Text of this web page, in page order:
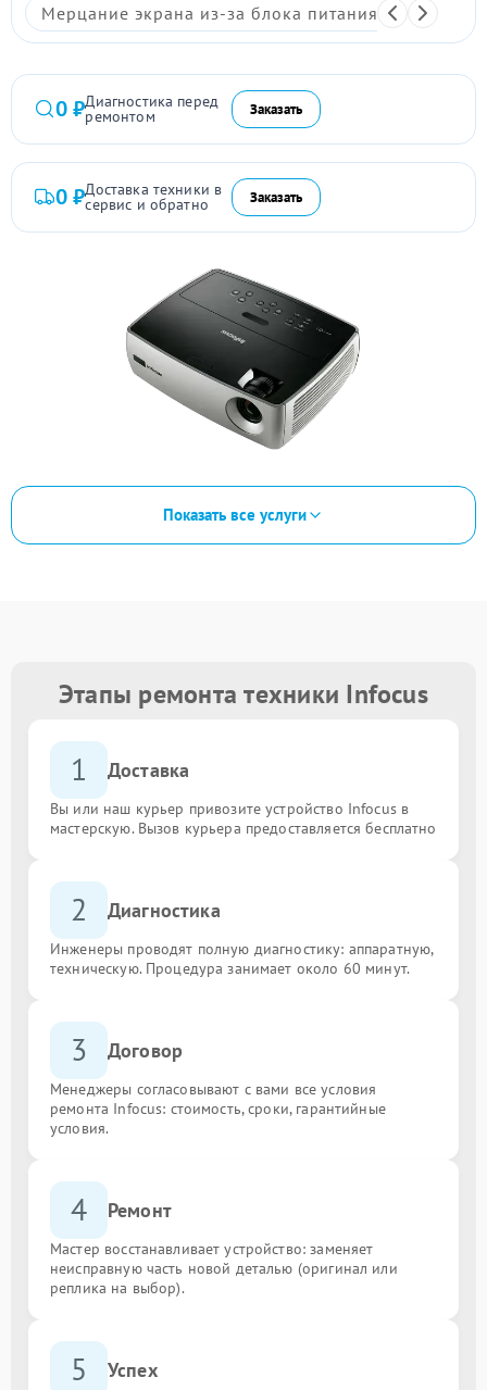
Мерцание экрана из-за блока питания
0 ₽Диагностика перед
ремонтом Заказать
0 ₽Доставка техники в
сервис и обратно Заказать
Показать все услуги
Этапы ремонта техники Infocus
1 Доставка
Вы или наш курьер привозите устройство Infocus в
мастерскую. Вызов курьера предоставляется бесплатно
2 Диагностика
Инженеры проводят полную диагностику: аппаратную,
техническую. Процедура занимает около 60 минут.
3 Договор
Менеджеры согласовывают с вами все условия
ремонта Infocus: стоимость, сроки, гарантийные
условия.
4 Ремонт
Мастер восстанавливает устройство: заменяет
неисправную часть новой деталью (оригинал или
реплика на выбор).
5 Успех